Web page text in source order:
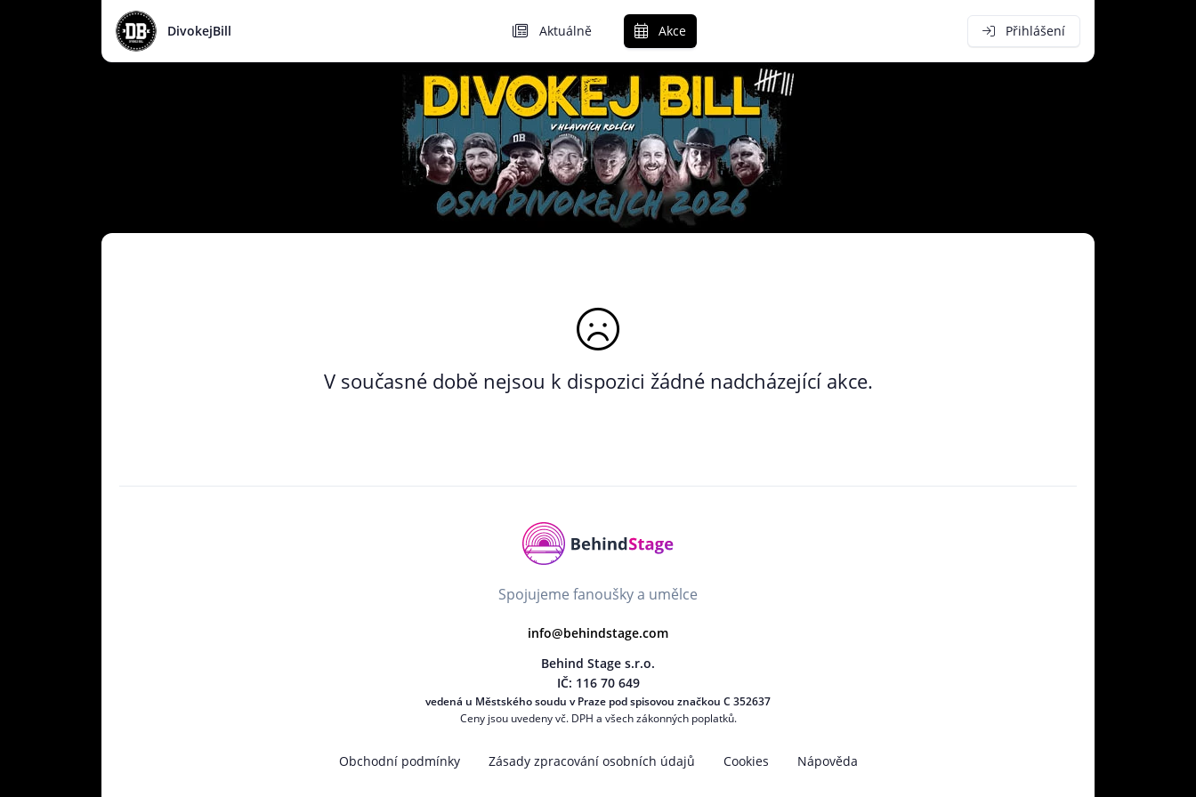
DivokejBill Aktuálně Akce Přihlášení
V současné době nejsou k dispozici žádné nadcházející akce.
Spojujeme fanoušky a umělce
info@behindstage.com
Behind Stage s.r.o.
IČ: 116 70 649
vedená u Městského soudu v Praze pod spisovou značkou C 352637
Ceny jsou uvedeny vč. DPH a všech zákonných poplatků.
Obchodní podmínky Zásady zpracování osobních údajů Cookies Nápověda